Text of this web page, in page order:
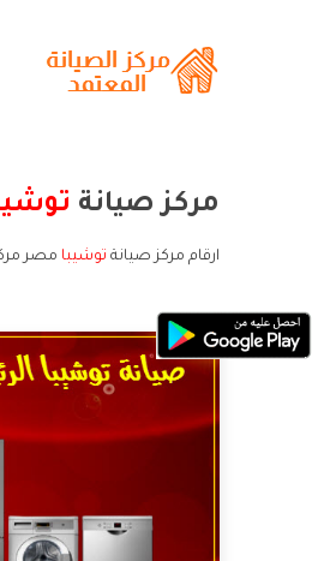
مركز صيانة
ارقام مركز صيانة توشيبا مصر